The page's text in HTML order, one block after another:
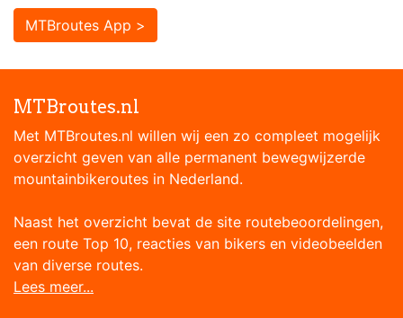
MTBroutes App >
MTBroutes.nl
Met MTBroutes.nl willen wij een zo compleet mogelijk
overzicht geven van alle permanent bewegwijzerde
mountainbikeroutes in Nederland.
Naast het overzicht bevat de site routebeoordelingen,
een route Top 10, reacties van bikers en videobeelden
van diverse routes.
Lees meer...